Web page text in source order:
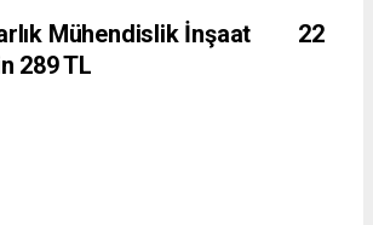
Mühendislik İnşaat 22
289 TL